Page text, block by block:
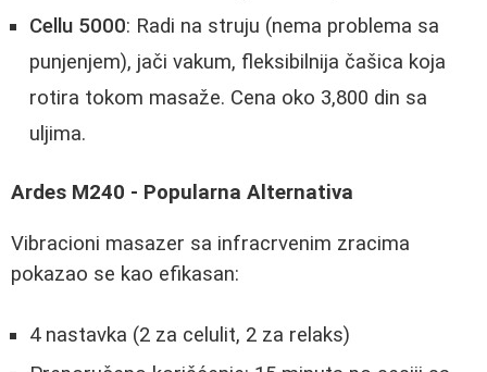
Cellu 5000: Radi na struju (nema problema sa
punjenjem), jači vakum, fleksibilnija čašica koja
rotira tokom masaže. Cena oko 3,800 din sa
uljima.
Ardes M240 - Popularna Alternativa
Vibracioni masazer sa infracrvenim zracima
pokazao se kao efikasan:
4 nastavka (2 za celulit, 2 za relaks)